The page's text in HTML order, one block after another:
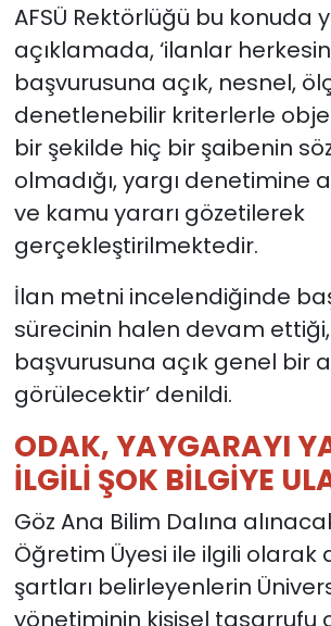
AFSÜ Rektörlüğü bu konuda
açıklamada, ‘ilanlar herkesin
başvurusuna açık, nesnel,
denetlenebilir kriterlerle
bir şekilde hiç bir şaibenin
olmadığı, yargı denetimine
ve kamu yararı gözetilerek
gerçekleştirilmektedir.
İlan metni incelendiğinde
sürecinin halen devam
başvurusuna açık genel bir
görülecektir’ denildi.
ODAK, YAYGARAYI
İLGİLİ ŞOK BİLGİYE
Göz Ana Bilim Dalına
Öğretim Üyesi ile ilgili olarak
şartları belirleyenlerin
yönetiminin kişisel tasarrufu